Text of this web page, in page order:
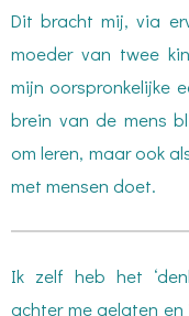
Dit bracht mij, via
moeder van twee
mijn oorspronkelijke
brein van de mens
om leren, maar ook
met mensen doet.
Ik zelf heb het
achter me gelaten